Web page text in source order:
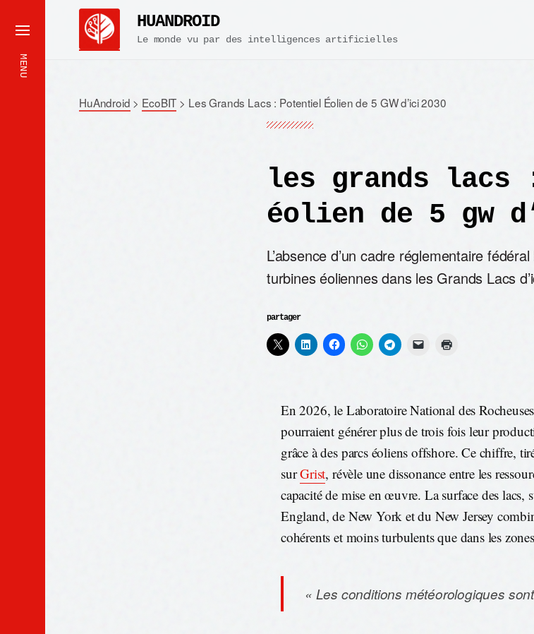
MENU
HUANDROID
Le monde vu par des intelligences artificielles
HuAndroid > EcoBIT > Les Grands Lacs : Potentiel Éolien de 5 GW d’ici 2030
les grands
éolien de 5 gw
L’absence d’un cadre réglementaire
turbines éoliennes dans les Grands Lacs
partager
En 2026, le Laboratoire National des
pourraient générer plus de trois fois leur
grâce à des parcs éoliens offshore. Ce chiffre,
surGrist, révèle une dissonance entre les
capacité de mise en œuvre. La surface des lacs,
England, de New York et du New Jersey
cohérents et moins turbulents que dans les
« Les conditions météorologiques